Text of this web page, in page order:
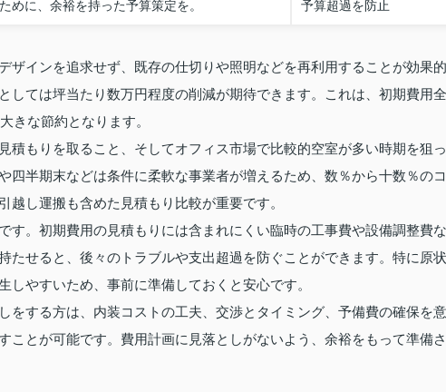
めに、余裕を持った予算策定を。 予算超過を防止
ザインを追求せず、既存の仕切りや照明などを再利用することが効果的
しては坪当たり数万円程度の削減が期待できます。これは、初期費用全
きな節約となります。
積もりを取ること、そしてオフィス市場で比較的空室が多い時期を狙っ
四半期末などは条件に柔軟な事業者が増えるため、数％から十数％のコ
し運搬も含めた見積もり比較が重要です。
す。初期費用の見積もりには含まれにくい臨時の工事費や設備調整費な
たせると、後々のトラブルや支出超過を防ぐことができます。特に原状
やすいため、事前に準備しておくと安心です。
をする方は、内装コストの工夫、交渉とタイミング、予備費の確保を意
ことが可能です。費用計画に見落としがないよう、余裕をもって準備さ